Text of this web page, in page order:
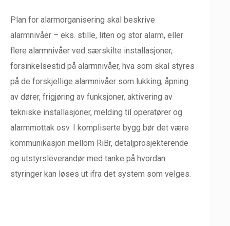
Plan for alarmorganisering skal beskrive
alarmnivåer – eks. stille, liten og stor alarm, eller
flere alarmnivåer ved særskilte installasjoner,
forsinkelsestid på alarmnivåer, hva som skal styres
på de forskjellige alarmnivåer som lukking, åpning
av dører, frigjøring av funksjoner, aktivering av
tekniske installasjoner, melding til operatører og
alarmmottak osv. I kompliserte bygg bør det være
kommunikasjon mellom RiBr, detaljprosjekterende
og utstyrsleverandør med tanke på hvordan
styringer kan løses ut ifra det system som velges.